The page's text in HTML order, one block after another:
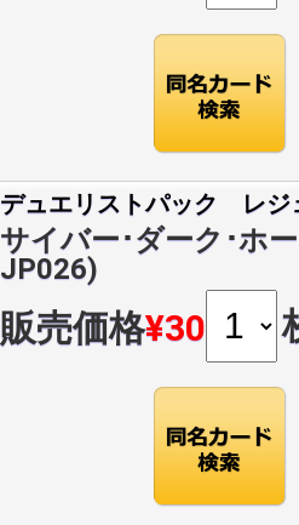
デュエリストパック レジ
サイバー･ダーク･ホ
JP026)
販売価格¥30